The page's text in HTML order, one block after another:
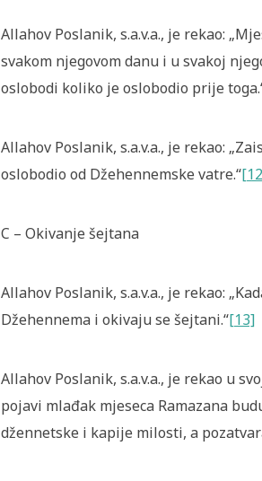
Allahov Poslanik, s.a.v.a., je rekao:
svakom njegovom danu i u svakoj
oslobodi koliko je oslobodio prije
Allahov Poslanik, s.a.v.a., je rekao:
oslobodio od Džehennemske vatre.“
C – Okivanje šejtana
Allahov Poslanik, s.a.v.a., je rekao:
Džehennema i okivaju se šejtani.“[13]
Allahov Poslanik, s.a.v.a., je rekao u
pojavi mlađak mjeseca Ramazana
džennetske i kapije milosti, a